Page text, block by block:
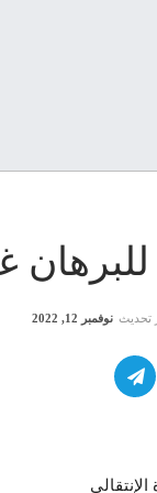
تحديث نوفمبر 12, 2022